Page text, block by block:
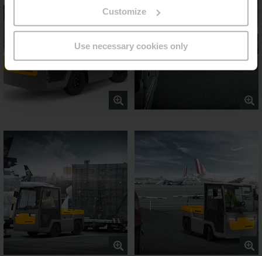
Customize
Use necessary cookies only